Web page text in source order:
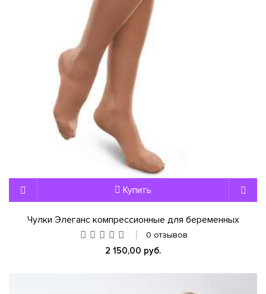
Купить
Чулки Элеганс компрессионные для беременных
0 отзывов
2 150,00 руб.